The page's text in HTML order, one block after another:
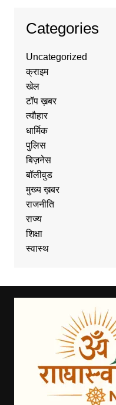
Categories
Uncategorized
क्राइम
खेल
टॉप ख़बर
त्यौहार
धार्मिक
पुलिस
बिज़नेस
बॉलीवुड
मुख्य ख़बर
राजनीति
राज्य
शिक्षा
स्वास्थ